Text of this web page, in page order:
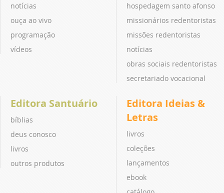
notícias
ouça ao vivo
programação
vídeos
hospedagem santo afonso
missionários redentoristas
missões redentoristas
notícias
obras sociais redentoristas
secretariado vocacional
Editora Santuário
bíblias
deus conosco
livros
outros produtos
Editora Ideias &
Letras
livros
coleções
lançamentos
ebook